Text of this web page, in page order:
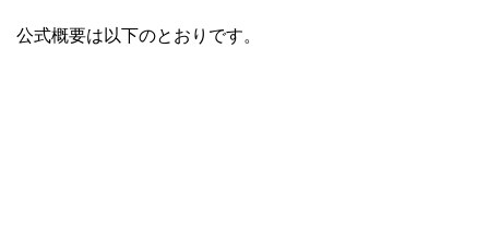
公式概要は以下のとおりです。